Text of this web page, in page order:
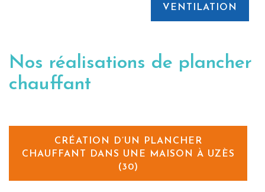
VENTILATION
Nos réalisations de plancher
chauffant
CRÉATION D’UN PLANCHER
CHAUFFANT DANS UNE MAISON À UZÈS
(30)